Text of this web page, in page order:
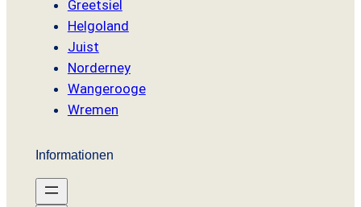
Greetsiel
Helgoland
Juist
Norderney
Wangerooge
Wremen
Informationen